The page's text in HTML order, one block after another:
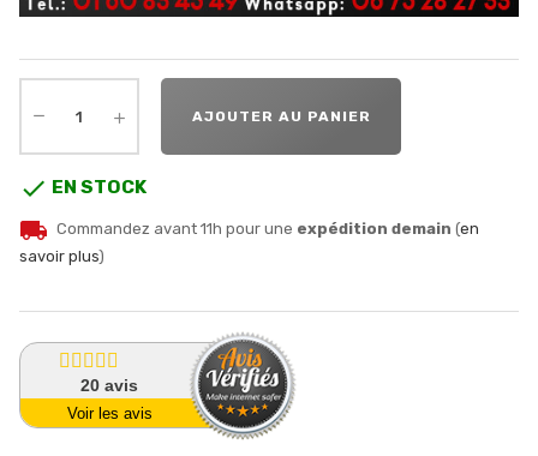
AJOUTER AU PANIER
 EN STOCK
local_shipping Commandez avant 11h pour une expédition demain (en
savoir plus)
20avis
Voir les avis